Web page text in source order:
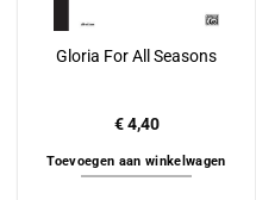
Gloria For All Seasons
€4,40
Toevoegen aan winkelwagen